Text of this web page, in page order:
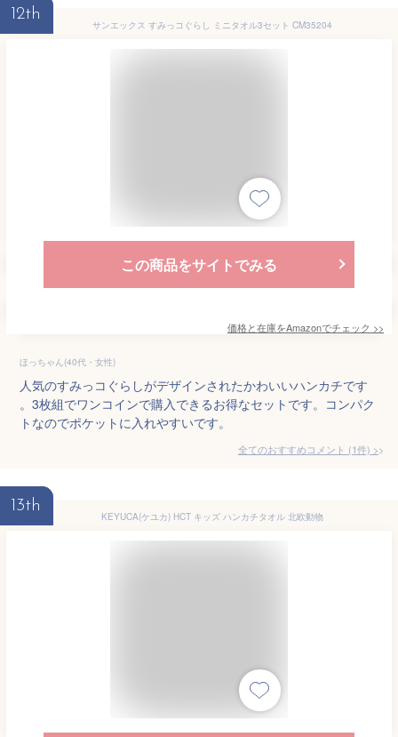
12th
サンエックス すみっコぐらし ミニタオル3セット CM35204
この商品をサイトでみる
価格と在庫をAmazonでチェック >>
ほっちゃん(40代・女性)
人気のすみっコぐらしがデザインされたかわいいハンカチです
。3枚組でワンコインで購入できるお得なセットです。コンパク
トなのでポケットに入れやすいです。
全てのおすすめコメント (1件) >
13th
KEYUCA(ケユカ) HCT キッズ ハンカチタオル 北欧動物